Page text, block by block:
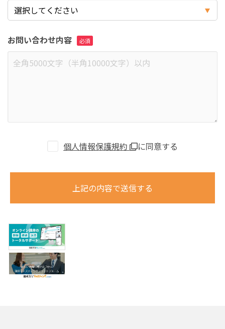
お問い合わせ内容
個人情報保護規約 に同意する
上記の内容で送信する